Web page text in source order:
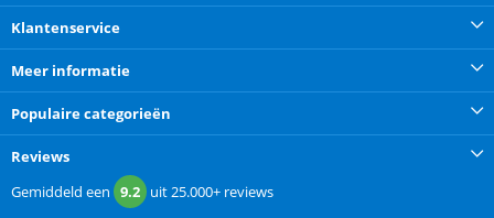
Klantenservice
Meer informatie
Populaire categorieën
Reviews
Gemiddeld een 9.2 uit25.000+ reviews